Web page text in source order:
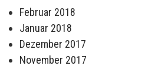
Februar 2018
Januar 2018
Dezember 2017
November 2017